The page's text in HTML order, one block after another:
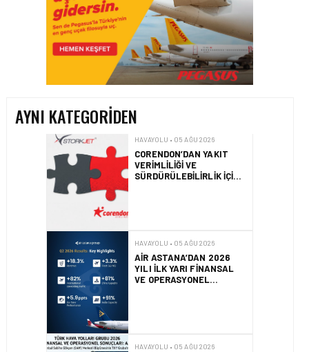
AYNI KATEGORIDEN
HAVAYOLU • 05 AĞU 2026
CORENDON’DAN YAKIT
VERIMLILIĞI VE
SÜRDÜRÜLEBILIRLIK IÇIN
İŞ BIRLIĞI!
YILI İLK YARI FINANSAL
VE OPERASYONEL
SONUÇLARI!
AJET’IN SABIHA
GÖKÇEN’DEKI PAZAR PAYI
ARTIŞI FINANSAL
SONUÇLARI NASIL